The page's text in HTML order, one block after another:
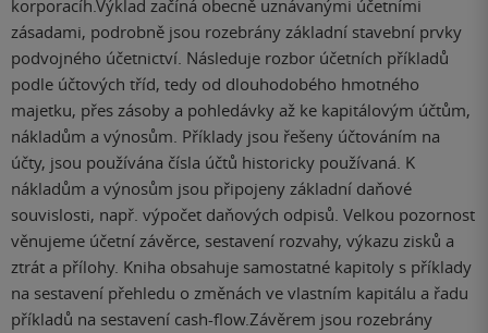
korporacíh.Výklad začíná obecně uznávanými účetními
zásadami, podrobně jsou rozebrány základní stavební prvky
podvojného účetnictví. Následuje rozbor účetních příkladů
podle účtových tříd, tedy od dlouhodobého hmotného
majetku, přes zásoby a pohledávky až ke kapitálovým účtům,
nákladům a výnosům. Příklady jsou řešeny účtováním na
účty, jsou používána čísla účtů historicky používaná. K
nákladům a výnosům jsou připojeny základní daňové
souvislosti, např. výpočet daňových odpisů. Velkou pozornost
věnujeme účetní závěrce, sestavení rozvahy, výkazu zisků a
ztrát a přílohy. Kniha obsahuje samostatné kapitoly s příklady
na sestavení přehledu o změnách ve vlastním kapitálu a řadu
příkladů na sestavení cash-flow.Závěrem jsou rozebrány